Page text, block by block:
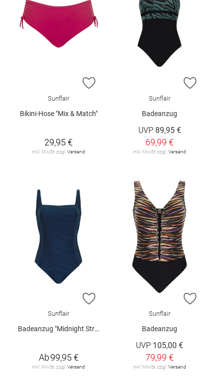
ZUR WUNSCHLISTE HINZUFÜGEN
Sunflair
Bikini-Hose "Mix & Match"
29,95 €
inkl. MwSt. zzgl. Versand
ZUR
Sunflair
Badeanzug
UVP 89,95 €
69,99 €
inkl. MwSt. zzgl. Versand
ZUR WUNSCHLISTE HINZUFÜGEN
Sunflair
Badeanzug "Midnight Structure"
Ab99,95 €
inkl. MwSt. zzgl.Versand
ZUR
Sunflair
Badeanzug
UVP 105,00 €
79,99 €
inkl. MwSt. zzgl.Versand